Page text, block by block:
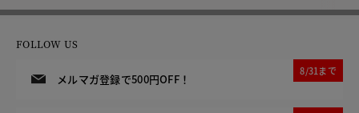
FOLLOW US
メルマガ登録で500円OFF！
8/31まで